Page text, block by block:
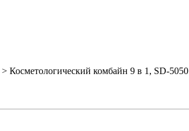
> Косметологический комбайн 9 в 1, SD-5050